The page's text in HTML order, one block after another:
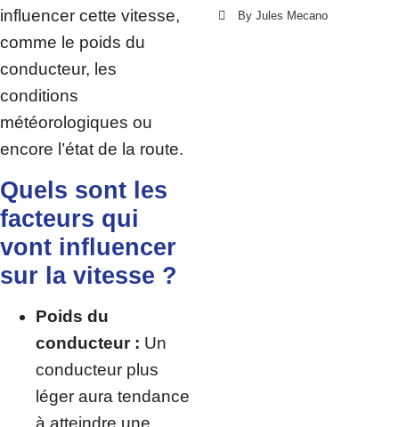
influencer cette vitesse,
comme le poids du
conducteur, les
conditions
météorologiques ou
encore l’état de la route.
Quels sont les
facteurs qui
vont influencer
sur la vitesse ?
Poids du
conducteur : Un
conducteur plus
léger aura tendance
By Jules Mecano